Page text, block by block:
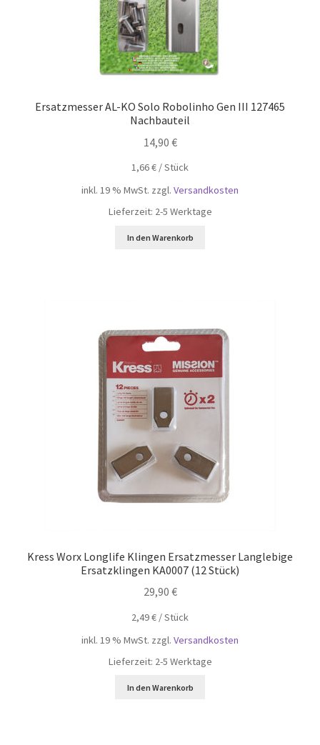
Ersatzmesser AL-KO Solo Robolinho Gen III 127465
Nachbauteil
14,90 €
1,66€ /Stück
inkl. 19 % MwSt. zzgl. Versandkosten
Lieferzeit: 2-5 Werktage
In den Warenkorb
Kress Worx Longlife Klingen Ersatzmesser Langlebige
Ersatzklingen KA0007 (12 Stück)
29,90 €
2,49€ /Stück
inkl. 19 % MwSt. zzgl. Versandkosten
Lieferzeit: 2-5 Werktage
In den Warenkorb